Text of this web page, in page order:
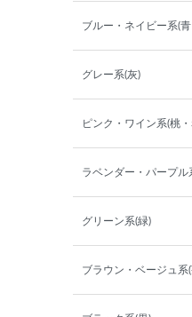
ブルー・ネイビー系(
グレー系(灰)
ピンク・ワイン系(桃
ラベンダー・パープル
グリーン系(緑)
ブラウン・ベージュ系